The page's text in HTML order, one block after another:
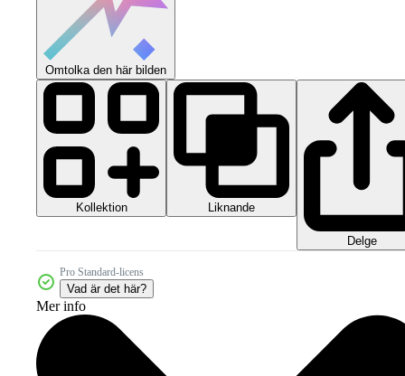
Omtolka den här bilden
Kollektion Liknande
Delge
Pro Standard-licens
Vad är det här?
Mer info